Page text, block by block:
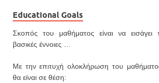
Educational Goals
Σκοπός του μαθήματος είναι να εισάγει
βασικές έννοιες …
Με την επιτυχή ολοκλήρωση του
θα είναι σε θέση: